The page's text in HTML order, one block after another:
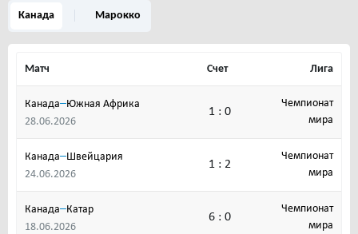
Канада Марокко
Матч Счет Лига
Канада–Южная Африка
28.06.2026
1 : 0
Чемпионат
мира
Канада–Швейцария
24.06.2026
1 : 2
Чемпионат
мира
Канада–Катар
18.06.2026
6 : 0
Чемпионат
мира